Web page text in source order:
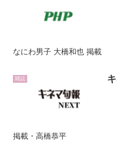
なにわ男子 大橋和也 掲載
雑誌
掲載・高橋恭平